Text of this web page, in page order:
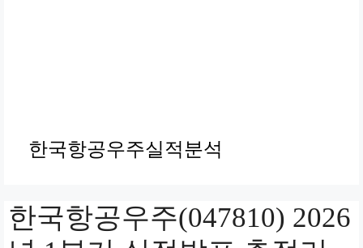
한국항공우주실적분석
한국항공우주(047810) 2026